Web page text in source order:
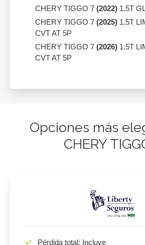
CHERY TIGGO 7 (2022) 1.5T
CHERY TIGGO 7 (2025) 1.5T
CVT AT 5P
CHERY TIGGO 7 (2026) 1.5T
CVT AT 5P
Opciones más
CHERY
Pérdida total: Incluye